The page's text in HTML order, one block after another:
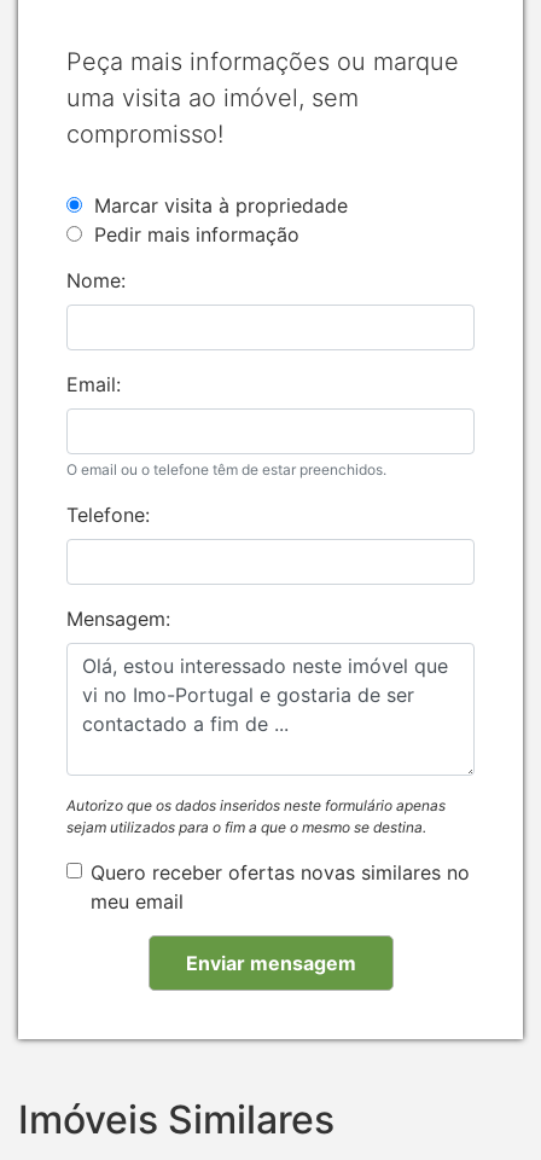
Peça mais informações ou marque
uma visita ao imóvel, sem
compromisso!
Marcar visita à propriedade
Pedir mais informação
Nome:
Email:
O email ou o telefone têm de estar preenchidos.
Telefone:
Mensagem:
Autorizo que os dados inseridos neste formulário apenas
sejam utilizados para o fim a que o mesmo se destina.
Quero receber ofertas novas similares no
meu email
Imóveis Similares